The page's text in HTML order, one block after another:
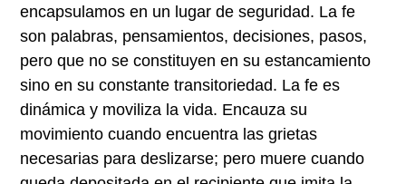
encapsulamos en un lugar de seguridad. La fe
son palabras, pensamientos, decisiones, pasos,
pero que no se constituyen en su estancamiento
sino en su constante transitoriedad. La fe es
dinámica y moviliza la vida. Encauza su
movimiento cuando encuentra las grietas
necesarias para deslizarse; pero muere cuando